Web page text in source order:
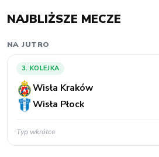
NAJBLIŻSZE MECZE
NA JUTRO
3. KOLEJKA
Wisła Kraków
Wisła Płock
Typ wkrótce